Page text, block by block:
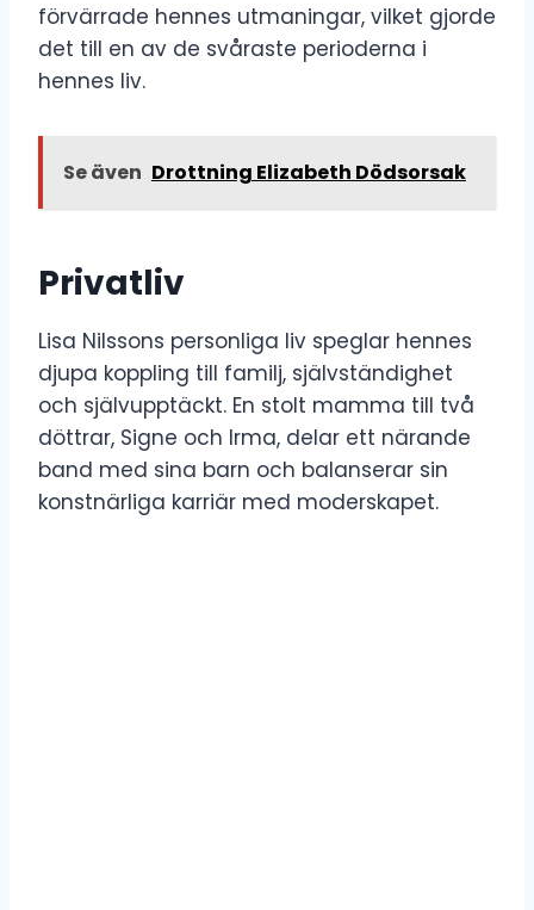
förvärrade hennes utmaningar, vilket gjorde
det till en av de svåraste perioderna i
hennes liv.
Se även Drottning Elizabeth Dödsorsak
Privatliv
Lisa Nilssons personliga liv speglar hennes
djupa koppling till familj, självständighet
och självupptäckt. En stolt mamma till två
döttrar, Signe och Irma, delar ett närande
band med sina barn och balanserar sin
konstnärliga karriär med moderskapet.